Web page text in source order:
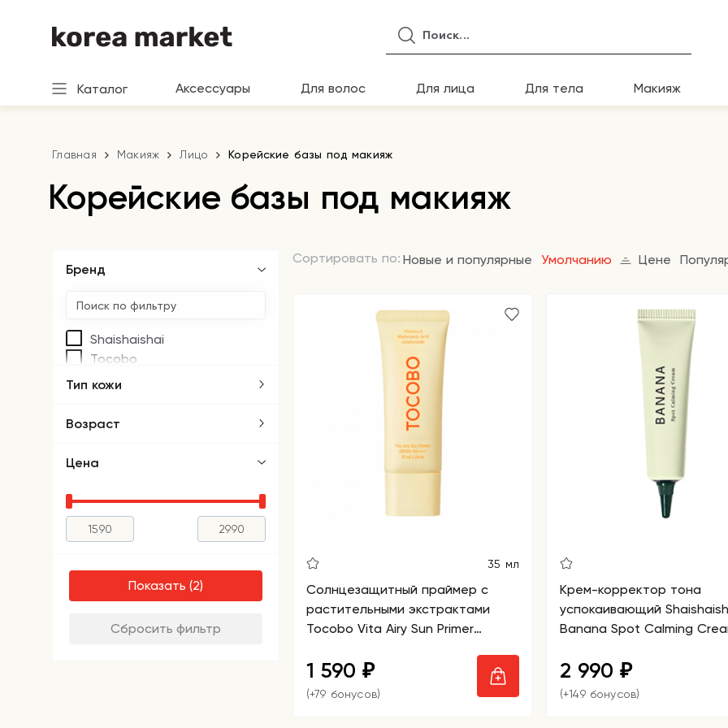
Каталог Аксессуары Для волос Для лица Для тела Макияж
Главная Макияж Лицо Корейские базы под макияж
Корейские базы под макияж
Сортировать по: Новые и популярные Умолчанию Цене
35 мл
Солнцезащитный праймер с
растительными экстрактами
Tocobo Vita Airy Sun Primer
1 590 ₽
(+79 бонусов)
Крем-корректор тона
успокаивающий
Banana Spot Calming
2 990 ₽
(+149 бонусов)
Бренд
Shaishaishai
Tocobo
Тип кожи
Возраст
Цена
Показать
Сбросить фильтр